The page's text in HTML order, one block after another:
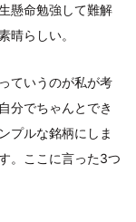
懸命勉強して難解
晴らしい。
ていうのが私が考
分でちゃんとでき
プルな銘柄にしま
。ここに言った3つ